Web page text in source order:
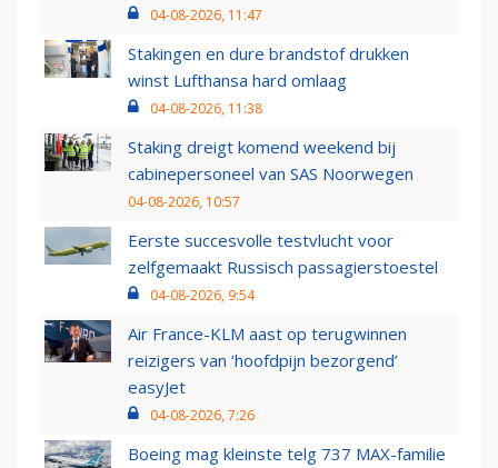
04-08-2026, 11:47
Stakingen en dure brandstof drukken
winst Lufthansa hard omlaag
04-08-2026, 11:38
Staking dreigt komend weekend bij
cabinepersoneel van SAS Noorwegen
04-08-2026, 10:57
Eerste succesvolle testvlucht voor
zelfgemaakt Russisch passagierstoestel
04-08-2026, 9:54
Air France-KLM aast op terugwinnen
reizigers van ‘hoofdpijn bezorgend’
easyJet
04-08-2026, 7:26
Boeing mag kleinste telg 737 MAX-familie